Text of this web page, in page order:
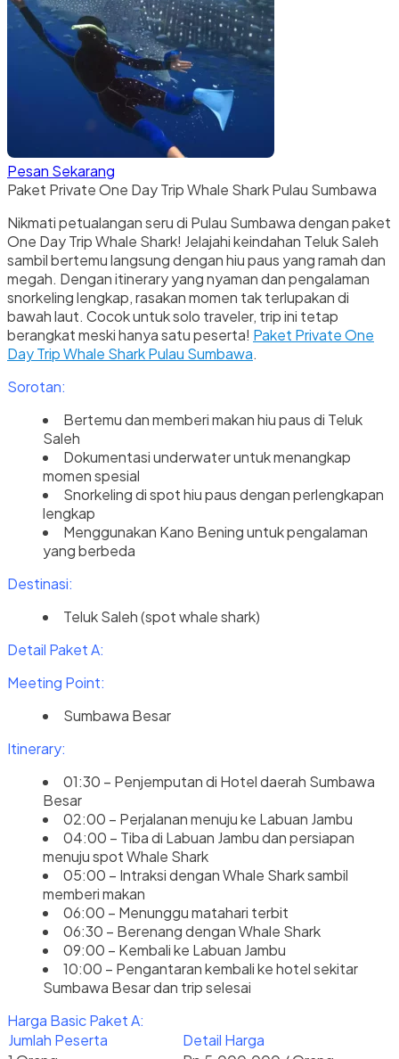
Pesan Sekarang
Paket Private One Day Trip Whale Shark Pulau Sumbawa
Nikmati petualangan seru di Pulau Sumbawa dengan paket
One Day Trip Whale Shark! Jelajahi keindahan Teluk Saleh
sambil bertemu langsung dengan hiu paus yang ramah dan
megah. Dengan itinerary yang nyaman dan pengalaman
snorkeling lengkap, rasakan momen tak terlupakan di
bawah laut. Cocok untuk solo traveler, trip ini tetap
berangkat meski hanya satu peserta! Paket Private One
Day Trip Whale Shark Pulau Sumbawa.
Sorotan:
Bertemu dan memberi makan hiu paus di Teluk
Saleh
Dokumentasi underwater untuk menangkap
momen spesial
Snorkeling di spot hiu paus dengan perlengkapan
lengkap
Menggunakan Kano Bening untuk pengalaman
yang berbeda
Destinasi:
Teluk Saleh (spot whale shark)
Detail Paket A:
Meeting Point:
Sumbawa Besar
Itinerary:
01:30 – Penjemputan di Hotel daerah Sumbawa
Besar
02:00 – Perjalanan menuju ke Labuan Jambu
04:00 – Tiba di Labuan Jambu dan persiapan
menuju spot Whale Shark
05:00 – Intraksi dengan Whale Shark sambil
memberi makan
06:00 – Menunggu matahari terbit
06:30 – Berenang dengan Whale Shark
09:00 – Kembali ke Labuan Jambu
10:00 – Pengantaran kembali ke hotel sekitar
Sumbawa Besar dan trip selesai
Harga Basic Paket A:
Jumlah Peserta
Detail Harga